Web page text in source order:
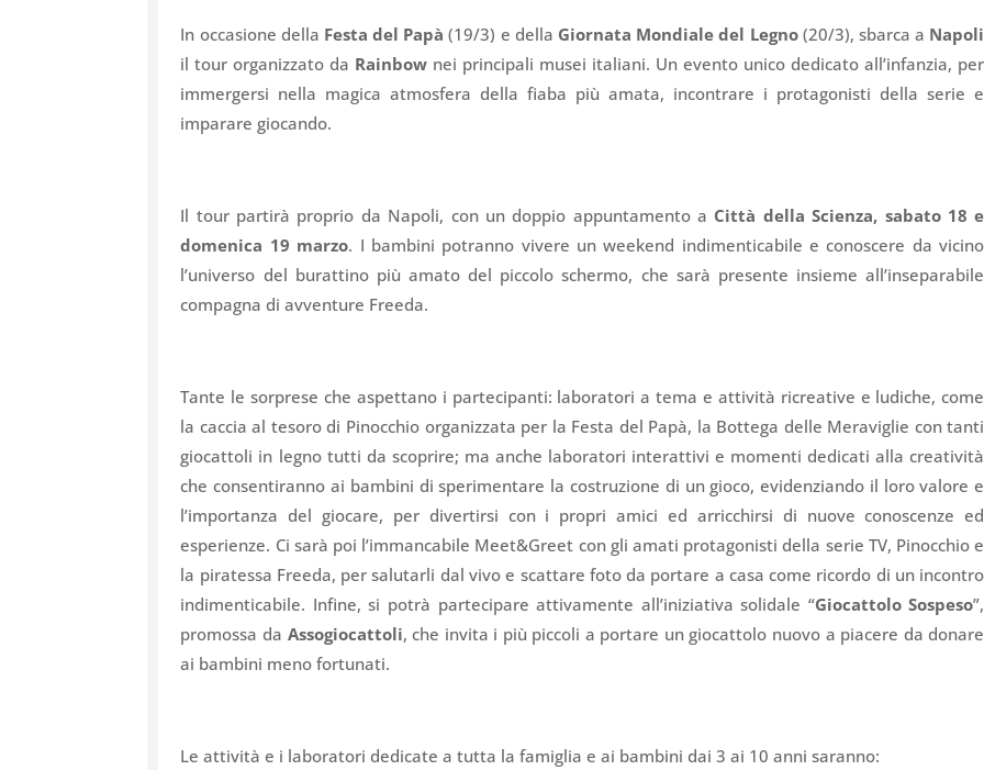
In occasione della Festa del Papà (19/3) e della Giornata Mondiale del Legno(20/3), sbarca a Napoli
il tour organizzato da Rainbow nei principali musei italiani. Un evento unico dedicato all’infanzia, per
immergersi nella magica atmosfera della fiaba più amata, incontrare i protagonisti della serie e
imparare giocando.
Il tour partirà proprio da Napoli, con un doppio appuntamento a Città della Scienza, sabato 18 e
domenica 19 marzo. I bambini potranno vivere un weekend indimenticabile e conoscere da vicino
l’universo del burattino più amato del piccolo schermo, che sarà presente insieme all’inseparabile
compagna di avventure Freeda.
Tante le sorprese che aspettano i partecipanti: laboratori a tema e attività ricreative e ludiche, come
la caccia al tesoro di Pinocchio organizzata per la Festa del Papà, la Bottega delle Meraviglie con tanti
giocattoli in legno tutti da scoprire; ma anche laboratori interattivi e momenti dedicati alla creatività
che consentiranno ai bambini di sperimentare la costruzione di un gioco, evidenziando il loro valore e
l’importanza del giocare, per divertirsi con i propri amici ed arricchirsi di nuove conoscenze ed
esperienze. Ci sarà poi l’immancabile Meet&Greet con gli amati protagonisti della serie TV, Pinocchio e
la piratessa Freeda, per salutarli dal vivo e scattare foto da portare a casa come ricordo di un incontro
indimenticabile. Infine, si potrà partecipare attivamente all’iniziativa solidale “Giocattolo Sospeso”,
promossa da Assogiocattoli, che invita i più piccoli a portare un giocattolo nuovo a piacere da donare
ai bambini meno fortunati.
Le attività e i laboratori dedicate a tutta la famiglia e ai bambini dai 3 ai 10 anni saranno: